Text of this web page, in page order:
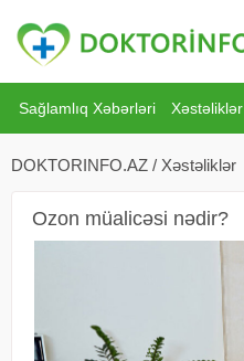
Sağlamlıq Xəbərləri Xəstəliklər
DOKTORINFO.AZ / Xəstəliklər
Ozon müalicəsi nədir?